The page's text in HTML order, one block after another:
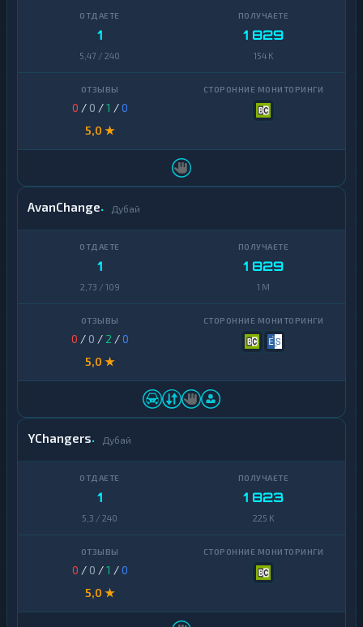
1
5,47 / 240
1 829
154 K
0 / 0 /1 /0
5,0 ★
AvanChange Дубай
1
2,73 / 109
1 829
1 M
0 / 0 / 2 /0
5,0 ★
YChangers Дубай
1
5,3 / 240
1 823
225 K
0 / 0 /1 /0
5,0 ★